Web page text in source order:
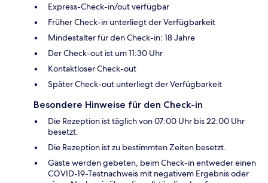
Express-Check-in/out verfügbar
Früher Check-in unterliegt der Verfügbarkeit
Mindestalter für den Check-in: 18 Jahre
Der Check-out ist um 11:30 Uhr
Kontaktloser Check-out
Später Check-out unterliegt der Verfügbarkeit
Besondere Hinweise für den Check-in
Die Rezeption ist täglich von 07:00 Uhr bis 22:00 Uhr
besetzt.
Die Rezeption ist zu bestimmten Zeiten besetzt.
Gäste werden gebeten, beim Check-in entweder einen
COVID-19-Testnachweis mit negativem Ergebnis oder